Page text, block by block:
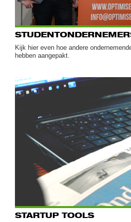
Kijk hier even hoe andere
hebben aangepakt.
STARTUP TOOLS